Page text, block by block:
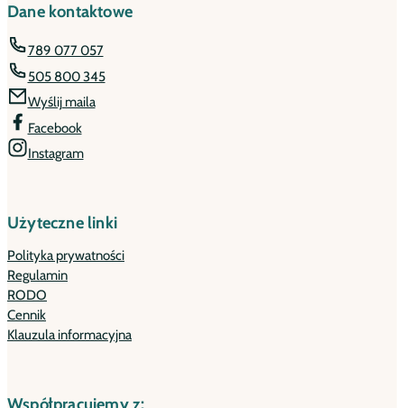
Dane kontaktowe
789 077 057
505 800 345
Wyślij maila
Facebook
Instagram
Użyteczne linki
Polityka prywatności
Regulamin
RODO
Cennik
Klauzula informacyjna